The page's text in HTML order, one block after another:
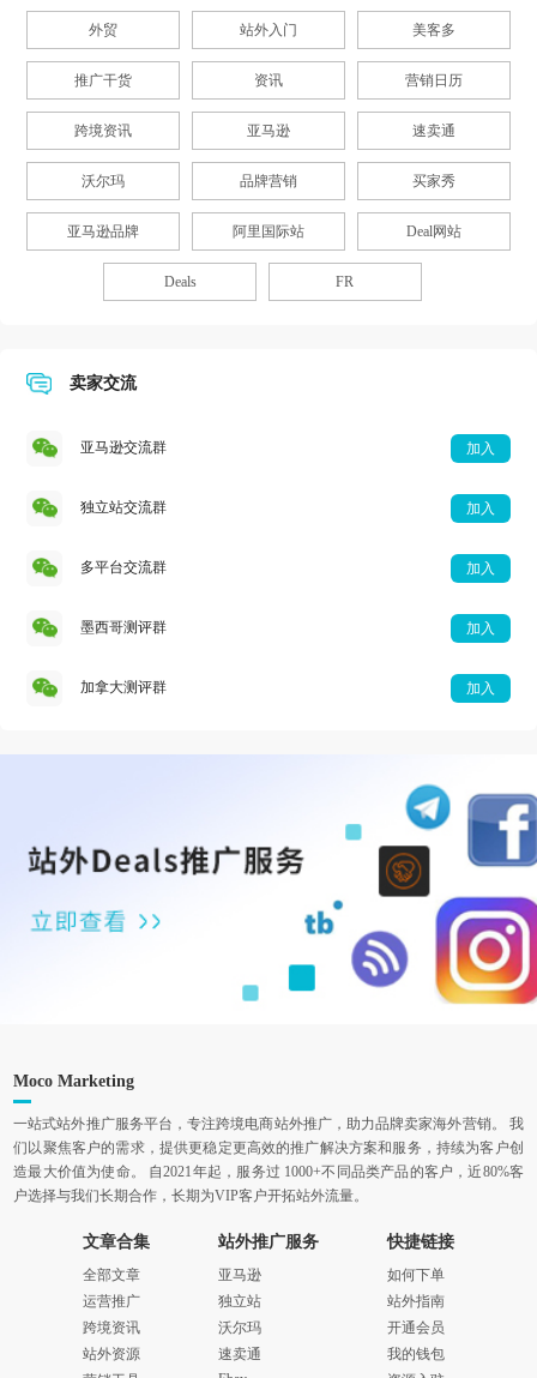
外贸 站外入门 美客多
推广干货 资讯 营销日历
跨境资讯 亚马逊 速卖通
沃尔玛 品牌营销 买家秀
亚马逊品牌 阿里国际站 Deal网站
Deals FR
卖家交流
亚马逊交流群 加入
独立站交流群 加入
多平台交流群 加入
墨西哥测评群 加入
加拿大测评群 加入
Moco Marketing
一站式站外推广服务平台，专注跨境电商站外推广，助力品牌卖家海外营销。 我
们以聚焦客户的需求，提供更稳定更高效的推广解决方案和服务，持续为客户创
造最大价值为使命。 自2021年起，服务过 1000+不同品类产品的客户，近80%客
户选择与我们长期合作，长期为VIP客户开拓站外流量。
文章合集
全部文章
运营推广
跨境资讯
站外资源
站外推广服务
亚马逊
独立站
沃尔玛
速卖通
快捷链接
如何下单
站外指南
开通会员
我的钱包